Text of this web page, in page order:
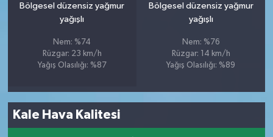
Bölgesel düzensiz yağmur
yağışlı
Nem: %74
Rüzgar: 23 km/h
Yağış Olasılığı: %87
Bölgesel düzensiz yağmur
yağışlı
Nem: %76
Rüzgar: 14 km/h
Yağış Olasılığı: %89
Kale Hava Kalitesi